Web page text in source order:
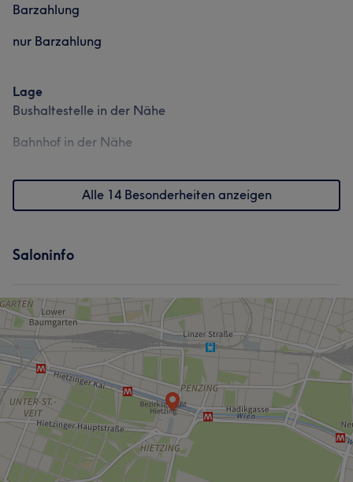
Barzahlung
nur Barzahlung
Lage
Bushaltestelle in der Nähe
Bahnhof in der Nähe
Alle 14 Besonderheiten anzeigen
Saloninfo